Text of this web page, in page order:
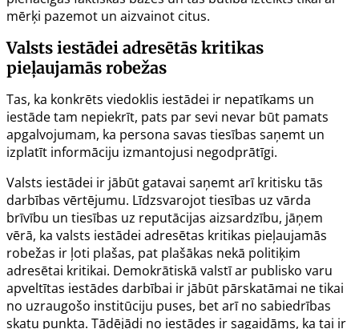
mērķi pazemot un aizvainot citus.
Valsts iestādei adresētās kritikas
pieļaujamās robežas
Tas, ka konkrēts viedoklis iestādei ir nepatīkams un
iestāde tam nepiekrīt, pats par sevi nevar būt pamats
apgalvojumam, ka persona savas tiesības saņemt un
izplatīt informāciju izmantojusi negodprātīgi.
Valsts iestādei ir jābūt gatavai saņemt arī kritisku tās
darbības vērtējumu. Līdzsvarojot tiesības uz vārda
brīvību un tiesības uz reputācijas aizsardzību, jāņem
vērā, ka valsts iestādei adresētas kritikas pieļaujamās
robežas ir ļoti plašas, pat plašākas nekā politiķim
adresētai kritikai. Demokrātiskā valstī ar publisko varu
apveltītas iestādes darbībai ir jābūt pārskatāmai ne tikai
no uzraugošo institūciju puses, bet arī no sabiedrības
skatu punkta. Tādējādi no iestādes ir sagaidāms, ka tai ir